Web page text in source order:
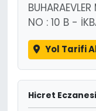
NO : 10 B -
Yol Tarifi
Hicret Eczanesi